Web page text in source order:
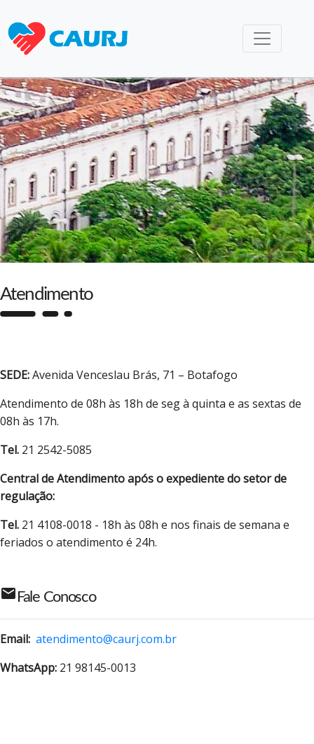
Atendimento
SEDE:Avenida Venceslau Brás, 71 – Botafogo
Atendimento de 08h às 18h de seg à quinta e as sextas de
08h às 17h.
Tel. 21 2542-5085
Central de Atendimento após o expediente do setor de
regulação:
Tel. 21 4108-0018 - 18h às 08h e nos finais de semana e
feriados o atendimento é 24h.
email Fale Conosco
Email: atendimento@caurj.com.br
WhatsApp: 21 98145-0013